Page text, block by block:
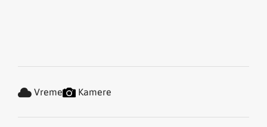
Vreme Kamere